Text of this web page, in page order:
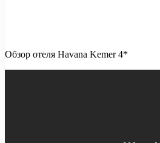
Обзор отеля Havana Kemer 4*